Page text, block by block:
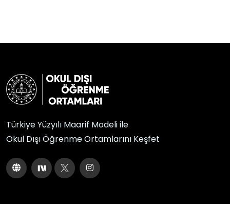
Türkiye Yüzyılı Maarif Modeli ile
Okul Dışı Öğrenme Ortamlarını Keşfet